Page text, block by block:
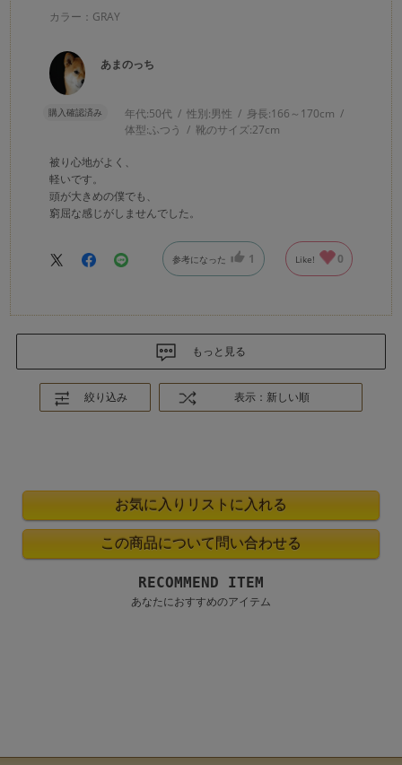
カラー：GRAY
あまのっち
購入確認済み 年代:50代 性別:男性 身長:166～170cm
体型:ふつう 靴のサイズ:27cm
被り心地がよく、
軽いです。
頭が大きめの僕でも、
窮屈な感じがしませんでした。
参考になった 1 Like! 0
もっと見る
絞り込み 表示：新しい順
RECOMMEND ITEM
あなたにおすすめのアイテム